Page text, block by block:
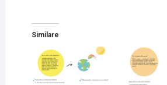
Similare